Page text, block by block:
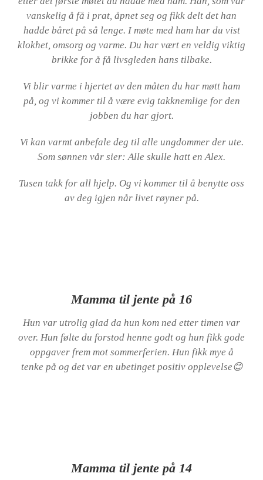
vanskelig å få i prat, åpnet seg og fikk delt det han
hadde båret på så lenge. I møte med ham har du vist
klokhet, omsorg og varme. Du har vært en veldig viktig
brikke for å få livsgleden hans tilbake.
Vi blir varme i hjertet av den måten du har møtt ham
på, og vi kommer til å være evig takknemlige for den
jobben du har gjort.
Vi kan varmt anbefale deg til alle ungdommer der ute.
Som sønnen vår sier:Alle skulle hatt en Alex.
Tusen takk for all hjelp. Og vi kommer til å benytte oss
av deg igjen når livet røyner på.
Mamma til jente på 16
Hun var utrolig glad da hun kom ned etter timen var
over. Hun følte du forstod henne godt og hun fikk gode
oppgaver frem mot sommerferien. Hun fikk mye å
tenke på og det var en ubetinget positiv opplevelse😊
Mamma til jente på 14